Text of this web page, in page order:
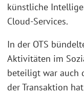
künstliche
Cloud-Services.
In der OTS
Aktivitäten im
beteiligt war auch
der Transaktion